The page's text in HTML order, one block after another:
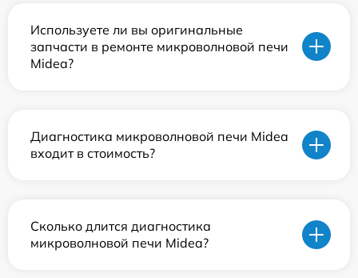
Используете ли вы оригинальные
запчасти в ремонте микроволновой печи
Midea?
Диагностика микроволновой печи Midea
входит в стоимость?
Сколько длится диагностика
микроволновой печи Midea?